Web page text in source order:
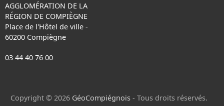
AGGLOMÉRATION DE LA
RÉGION DE COMPIÈGNE
Place de l'Hôtel de ville -
60200 Compiègne
03 44 40 76 00
Copyright © 2026 GéoCompiégnois - Tous droits réservés.